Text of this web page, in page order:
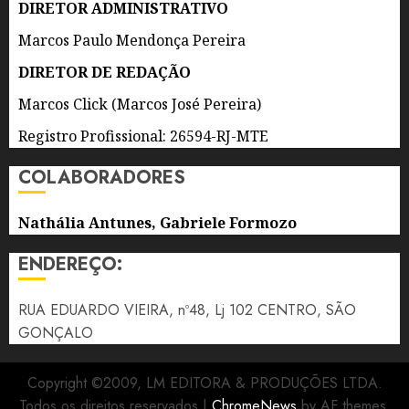
FEIRA
7 DE
AGOSTO
0
DIRETOR ADMINISTRATIVO
Marcos Paulo Mendonça Pereira
DIRETOR DE REDAÇÃO
Marcos Click (Marcos José Pereira)
Registro Profissional: 26594-RJ-MTE
COLABORADORES
Nathália Antunes, Gabriele Formozo
ENDEREÇO:
RUA EDUARDO VIEIRA, nº48, Lj 102 CENTRO, SÃO
GONÇALO
Copyright ©2009, LM EDITORA & PRODUÇÕES LTDA.